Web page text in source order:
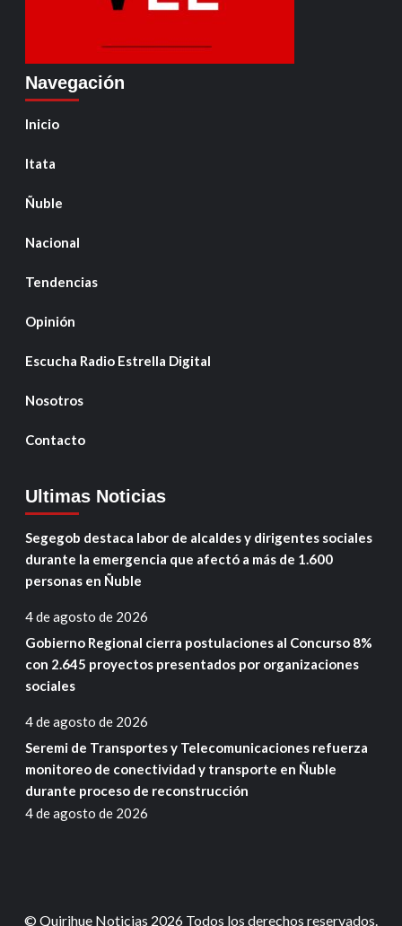
Navegación
Inicio
Itata
Ñuble
Nacional
Tendencias
Opinión
Escucha Radio Estrella Digital
Nosotros
Contacto
Ultimas Noticias
Segegob destaca labor de alcaldes y dirigentes sociales
durante la emergencia que afectó a más de 1.600
personas en Ñuble
4 de agosto de 2026
Gobierno Regional cierra postulaciones al Concurso 8%
con 2.645 proyectos presentados por organizaciones
sociales
4 de agosto de 2026
Seremi de Transportes y Telecomunicaciones refuerza
monitoreo de conectividad y transporte en Ñuble
durante proceso de reconstrucción
4 de agosto de 2026